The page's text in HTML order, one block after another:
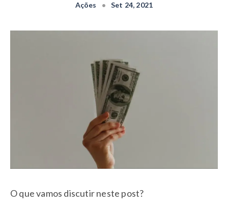
Ações • Set 24, 2021
O que vamos discutir neste post?